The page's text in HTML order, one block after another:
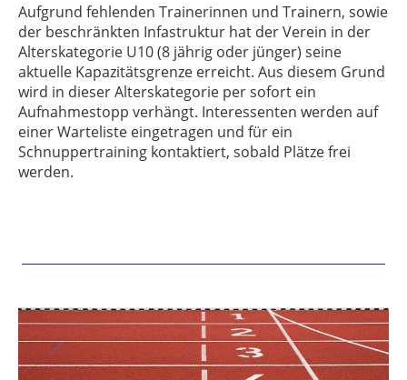
Aufgrund fehlenden Trainerinnen und Trainern, sowie
der beschränkten Infastruktur hat der Verein in der
Alterskategorie U10 (8 jährig oder jünger) seine
aktuelle Kapazitätsgrenze erreicht. Aus diesem Grund
wird in dieser Alterskategorie per sofort ein
Aufnahmestopp verhängt. Interessenten werden auf
einer Warteliste eingetragen und für ein
Schnuppertraining kontaktiert, sobald Plätze frei
werden.